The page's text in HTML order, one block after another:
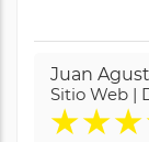
Juan
Sitio Web |
★★★